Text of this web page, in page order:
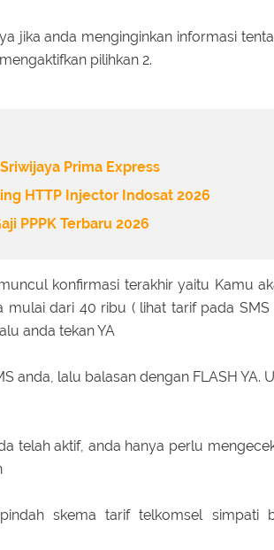
jika anda menginginkan informasi
pilihkan 2.
Prima Express
HTTP Injector Indosat 2026
PPPK Terbaru 2026
konfirmasi terakhir yaitu Kamu
mulai dari 40 ribu ( lihat tarif pada
anda tekan YA
anda, lalu balasan dengan FLASH YA.
telah aktif, anda hanya perlu
skema tarif telkomsel simpati